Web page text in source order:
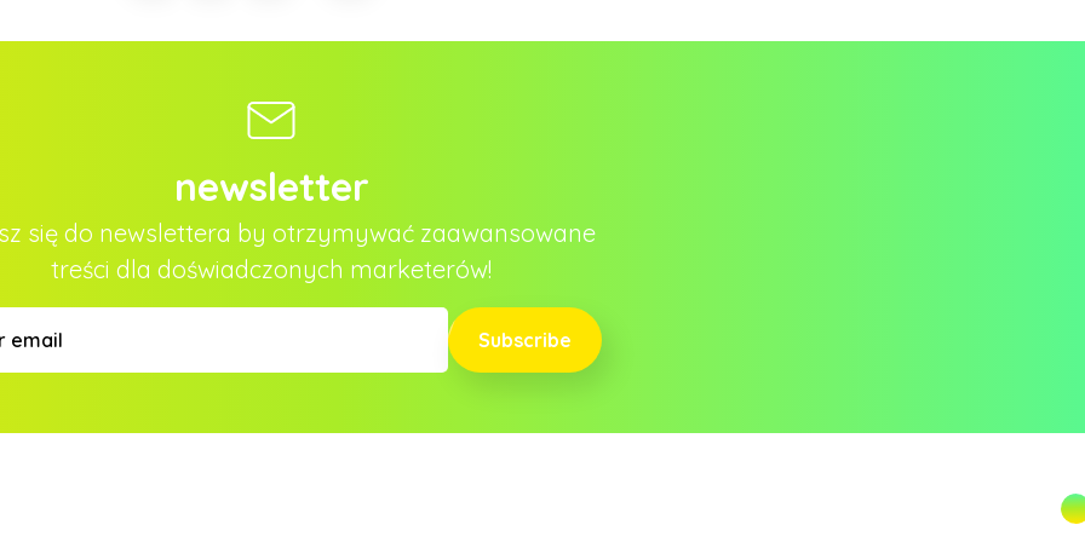
newsletter
się do newslettera by otrzymywać zaawansowane
treści dla doświadczonych marketerów!
Subscribe